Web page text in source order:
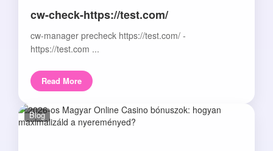
cw-check-https://test.com/
cw-manager precheck https://test.com/ -
https://test.com ...
Read More
Blog